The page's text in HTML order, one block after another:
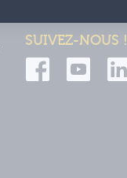
SUIVEZ-NOUS !